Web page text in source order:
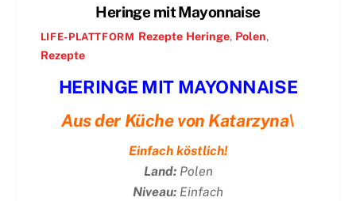
Heringe mit Mayonnaise
LIFE-PLATTFORM Rezepte Heringe, Polen,
Rezepte
HERINGE MIT MAYONNAISE
Aus der Küche von Katarzyna\
Einfach köstlich!
Land:Polen
Niveau: Einfach